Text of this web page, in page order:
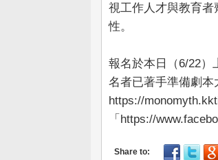
視工作人才與教育
性。
報名於本日（6/22）
名者已著手準備劇本
https://
「https://